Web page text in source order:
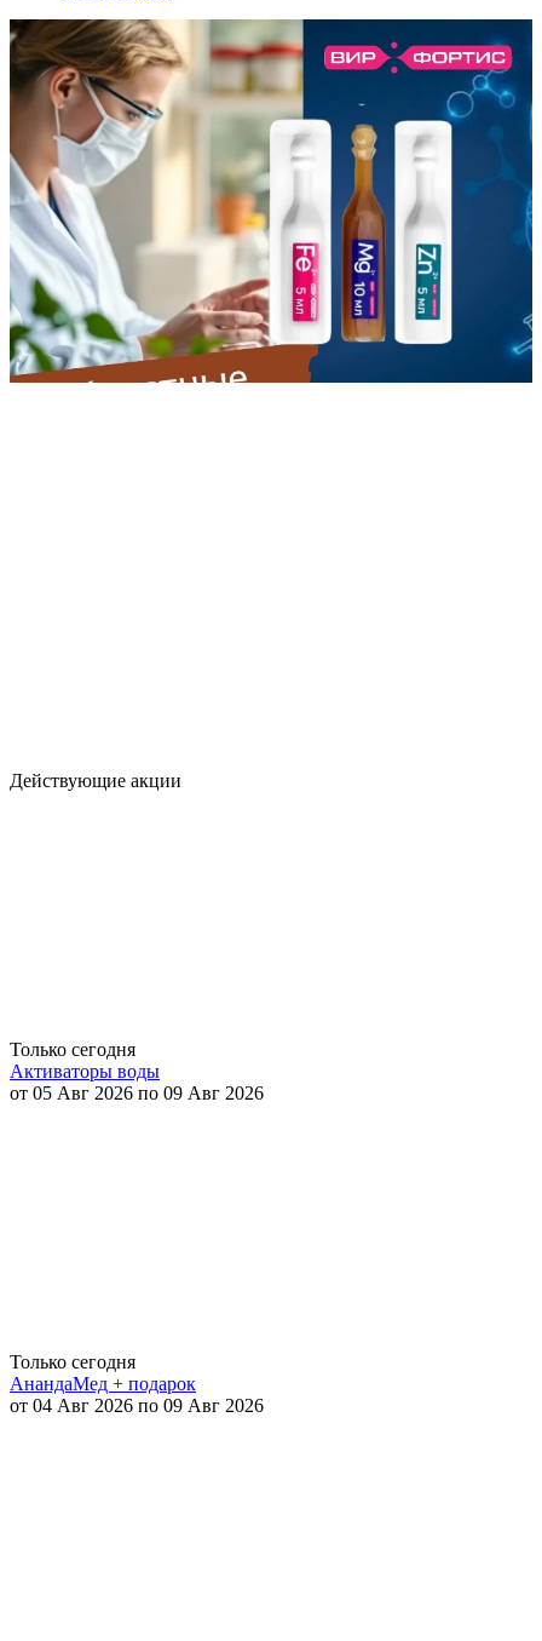
Действующие акции
Только сегодня
Активаторы воды
от 05 Авг 2026 по 09 Авг 2026
Только сегодня
АнандаМед + подарок
от 04 Авг 2026 по 09 Авг 2026